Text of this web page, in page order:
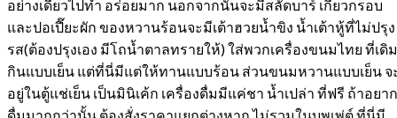
อย่างเดียวไปทำ อร่อยมาก นอกจากนั้นจะมีสลัดบาร์ เกี๊ยวกรอบ
และปอเปี๊ยะผัก ของหวานร้อนจะมีเต้าฮวยน้ำขิง น้ำเต้าหู้ที่ไม่ปรุง
รส(ต้องปรุงเอง มีโถน้ำตาลทรายให้) ใส่พวกเครื่องขนมไทย ที่เดิม
กินแบบเย็น แต่ที่นี่มีแต่ให้ทานแบบร้อน ส่วนขนมหวานแบบเย็น จ
อยู่ในตู้แช่เย็น เป็นมินิเค้ก เครื่องดื่มมีแค่ชา น้ำเปล่า ที่ฟรี ถ้าอยาก